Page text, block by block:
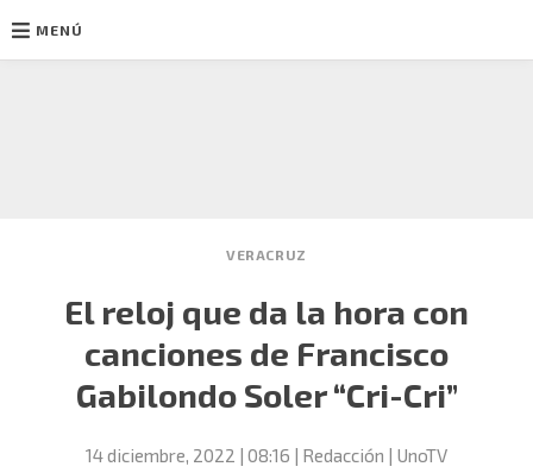
MENÚ
VERACRUZ
El reloj que da la hora con
canciones de Francisco
Gabilondo Soler “Cri-Cri”
14 diciembre, 2022 | 08:16 Redacción | UnoTV